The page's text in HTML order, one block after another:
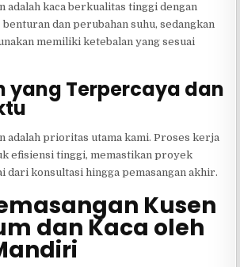
adalah kaca berkualitas tinggi dengan
dan perubahan suhu, sedangkan
memiliki ketebalan yang sesuai
yang Terpercaya dan
adalah prioritas utama kami. Proses kerja
efisiensi tinggi, memastikan proyek
dari konsultasi hingga pemasangan akhir.
Kusen
dan Kaca oleh